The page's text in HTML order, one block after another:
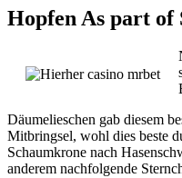
Hopfen As part of
Däumelieschen gab diesem
Mitbringsel, wohl dies beste
Schaumkrone nach
anderem nachfolgende